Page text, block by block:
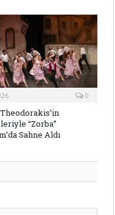
0
“Zorba”
Sahne Aldı